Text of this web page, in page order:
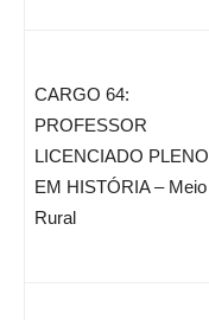
CARGO 64:
PROFESSOR
LICENCIADO PLENO
EM HISTÓRIA – Meio
Rural